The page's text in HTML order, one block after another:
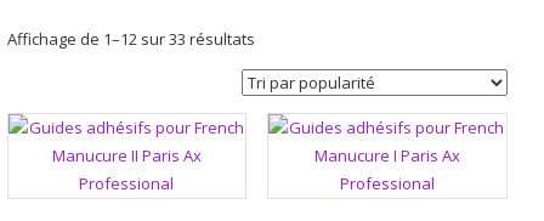
Affichage de 1–12 sur 33 résultatsTrié
par
popularité